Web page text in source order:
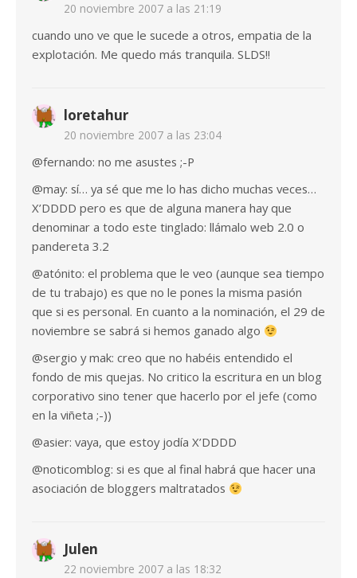
20 noviembre 2007 a las 21:19
cuando uno ve que le sucede a otros, empatia de la
explotación. Me quedo más tranquila. SLDS!!
loretahur
20 noviembre 2007 a las 23:04
@fernando: no me asustes ;-P
@may: sí… ya sé que me lo has dicho muchas veces…
X’DDDD pero es que de alguna manera hay que
denominar a todo este tinglado: llámalo web 2.0 o
pandereta 3.2
@atónito: el problema que le veo (aunque sea tiempo
de tu trabajo) es que no le pones la misma pasión
que si es personal. En cuanto a la nominación, el 29 de
noviembre se sabrá si hemos ganado algo
@sergio y mak: creo que no habéis entendido el
fondo de mis quejas. No critico la escritura en un blog
corporativo sino tener que hacerlo por el jefe (como
en la viñeta ;-))
@asier: vaya, que estoy jodía X’DDDD
@noticomblog: si es que al final habrá que hacer una
asociación de bloggers maltratados
Julen
22 noviembre 2007 a las 18:32